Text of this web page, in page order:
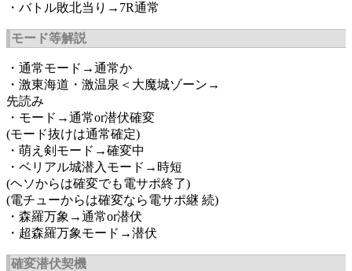
・バトル敗北当り→7R通常
モード等解説
・通常モード→通常か
・激東海道・激温泉＜大魔城ゾーン→
先読み
・モード→通常or潜伏確変
(モード抜けは通常確定)
・萌え剣モード→確変中
・ベリアル城潜入モード→時短
(ヘソからは確変でも電サポ終了)
(電チューからは確変なら電サポ継 続)
・森羅万象→通常or潜伏
・超森羅万象モード→潜伏
確変潜伏契機